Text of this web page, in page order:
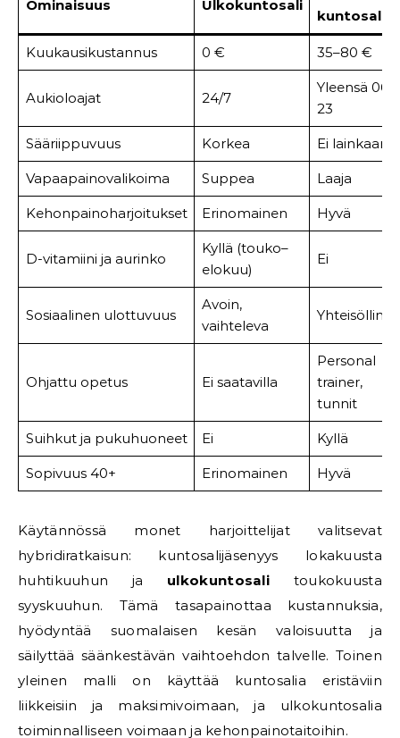
Ominaisuus Ulkokuntosali
kuntosali
Kuukausikustannus 0 € 35–80 €
Aukioloajat 24/7
Yleensä 06–
23
Sääriippuvuus Korkea Ei lainkaan
Vapaapainovalikoima Suppea Laaja
Kehonpainoharjoitukset Erinomainen Hyvä
D-vitamiini ja aurinko
Kyllä (touko–
elokuu)
Ei
Sosiaalinen ulottuvuus
Avoin,
vaihteleva
Yhteisöllinen
Ohjattu opetus Ei saatavilla
Personal
trainer,
tunnit
Suihkut ja pukuhuoneet Ei Kyllä
Sopivuus 40+ Erinomainen Hyvä
Käytännössä monet harjoittelijat valitsevat
hybridiratkaisun: kuntosalijäsenyys lokakuusta
huhtikuuhun ja ulkokuntosali toukokuusta
syyskuuhun. Tämä tasapainottaa kustannuksia,
hyödyntää suomalaisen kesän valoisuutta ja
säilyttää säänkestävän vaihtoehdon talvelle. Toinen
yleinen malli on käyttää kuntosalia eristäviin
liikkeisiin ja maksimivoimaan, ja ulkokuntosalia
toiminnalliseen voimaan ja kehonpainotaitoihin.